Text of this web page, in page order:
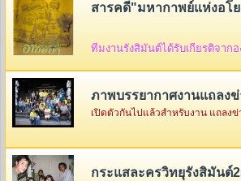
สารคดี"มหากาพย์แห่งอโ
ภาพบรรยากาศงานแถลงข่าวเปิดตัว"มหากาพย์แ
กระแสละครวิทยุรังสิมันต์